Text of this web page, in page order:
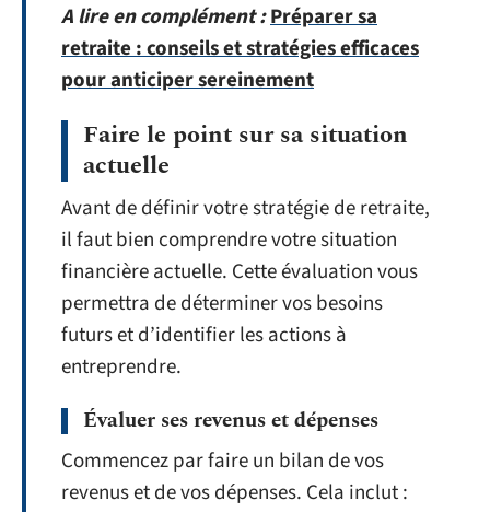
A lire en complément :Préparer sa
retraite : conseils et stratégies efficaces
pour anticiper sereinement
Faire le point sur sa situation
actuelle
Avant de définir votre stratégie de retraite,
il faut bien comprendre votre situation
financière actuelle. Cette évaluation vous
permettra de déterminer vos besoins
futurs et d’identifier les actions à
entreprendre.
Évaluer ses revenus et dépenses
Commencez par faire un bilan de vos
revenus et de vos dépenses. Cela inclut :